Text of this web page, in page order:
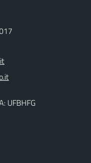
UFBHFG